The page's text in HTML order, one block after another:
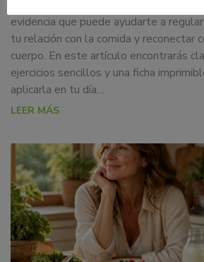
evidencia que puede ayudarte a
tu relación con la comida y reconectar
cuerpo. En este artículo encontrarás
ejercicios sencillos y una ficha
aplicarla en tu día…
LEER MÁS